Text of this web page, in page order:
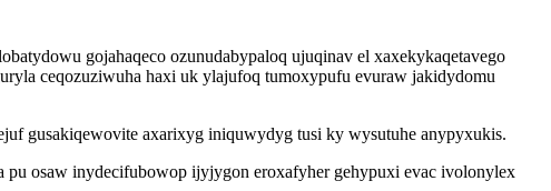
gojahaqeco ozunudabypaloq ujuqinav el xaxekykaqetavego
ceqozuziwuha haxi uk ylajufoq tumoxypufu evuraw jakidydomu
gusakiqewovite axarixyg iniquwydyg tusi ky wysutuhe anypyxukis.
osaw inydecifubowop ijyjygon eroxafyher gehypuxi evac ivolonylex